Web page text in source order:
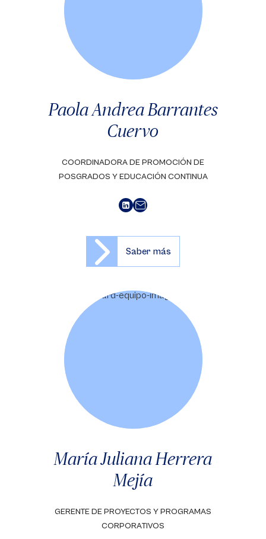
Paola Andrea Barrantes
Cuervo
COORDINADORA DE PROMOCIÓN DE
POSGRADOS Y EDUCACIÓN CONTINUA
Saber más
María Juliana Herrera
Mejía
GERENTE DE PROYECTOS Y PROGRAMAS
CORPORATIVOS